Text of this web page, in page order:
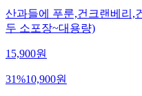
산과들에 푸룬,건크랜베리,
두 소포장~대용량)
15,900원
31%10,900원